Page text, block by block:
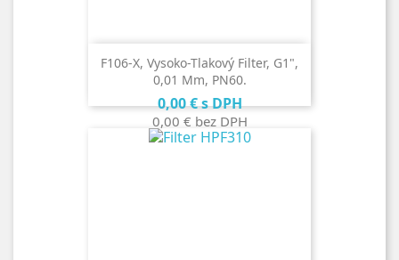
F106-X, Vysoko-Tlakový Filter, G1",
0,01 Μm, PN60.
Cena
0,00 €s DPH
0,00 € bez DPH